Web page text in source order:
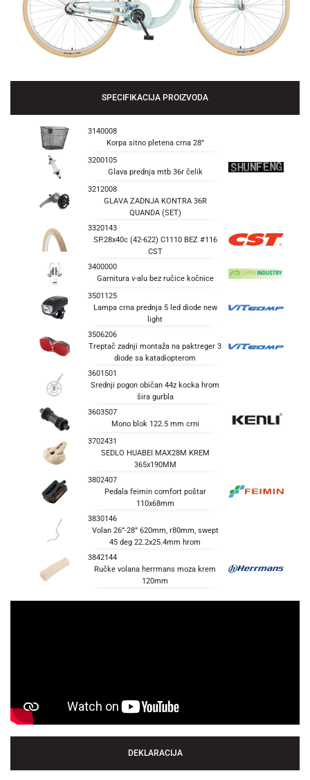
SPECIFIKACIJA PROIZVODA
3140008
Korpa sitno pletena crna 28”
3200105
Glava prednja mtb 36r čelik
3212008
GLAVA ZADNJA KONTRA 36R
QUANDA (SET)
3320143
SP.28x40c (42-622) C1110 BEZ #116
CST
3400000
Garnitura v-alu bez ručice kočnice
3501125
Lampa crna prednja 5 led diode new
light
3506206
Treptač zadnji montaža na paktreger 3
diode sa katadiopterom
3601501
Srednji pogon običan 44z kocka hrom
šira gurbla
3603507
Mono blok 122.5 mm crni
3702431
SEDLO HUABEI MAX28M KREM
365x190MM
3802407
Pedala feimin comfort poštar
110x68mm
3830146
Volan 26”-28” 620mm, r80mm, swept
45 deg 22.2x25.4mm hrom
3842144
Ručke volana herrmans moza krem
120mm
DEKLARACIJA